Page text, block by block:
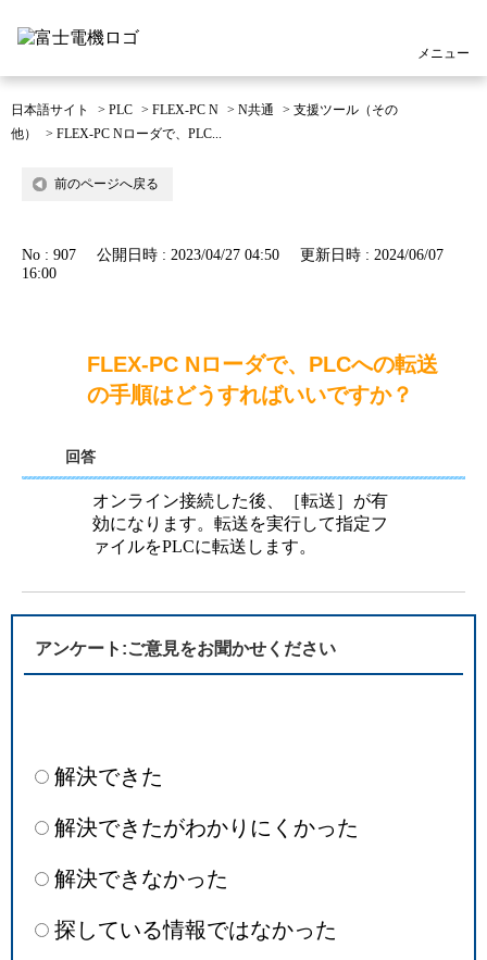
メニュー
日本語サイト > PLC > FLEX-PC N > N共通 > 支援ツール（その
他）
> FLEX-PC Nローダで、PLC...
前のページへ戻る
No : 907 公開日時 : 2023/04/27 04:50
更新日時 : 2024/06/07
16:00
FLEX-PC Nローダで、PLCへの転送
の手順はどうすればいいですか？
回答
オンライン接続した後、［転送］が有
効になります。転送を実行して指定フ
ァイルをPLCに転送します。
アンケート:ご意見をお聞かせください
解決できた
解決できたがわかりにくかった
解決できなかった
探している情報ではなかった